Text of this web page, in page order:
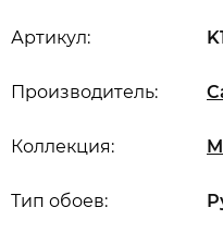
Артикул:
Производитель:
Коллекция:
Тип обоев: